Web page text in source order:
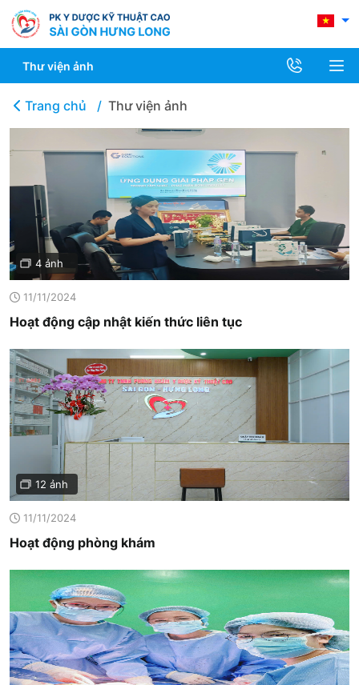
Thư viện ảnh
Trang chủ Thư viện ảnh
4 ảnh
11/11/2024
Hoạt động cập nhật kiến thức liên tục
12 ảnh
11/11/2024
Hoạt động phòng khám